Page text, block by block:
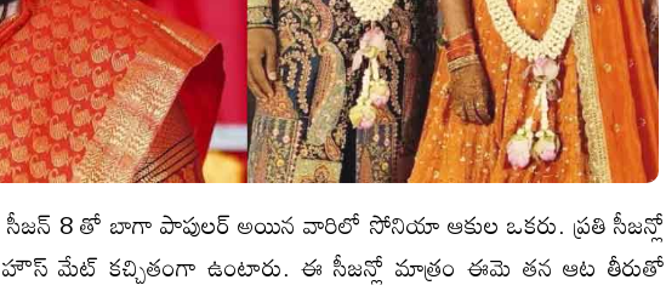
సీజన్ 8 తో బాగా పాపులర్ అయిన వారిలో సోనియా ఆకుల ఒకరు. ప్రతి సీజన్లో
మేట్ కచ్చితంగా ఉంటారు. ఈ సీజన్లో మాత్రం ఈమె తన ఆట తీరుతో